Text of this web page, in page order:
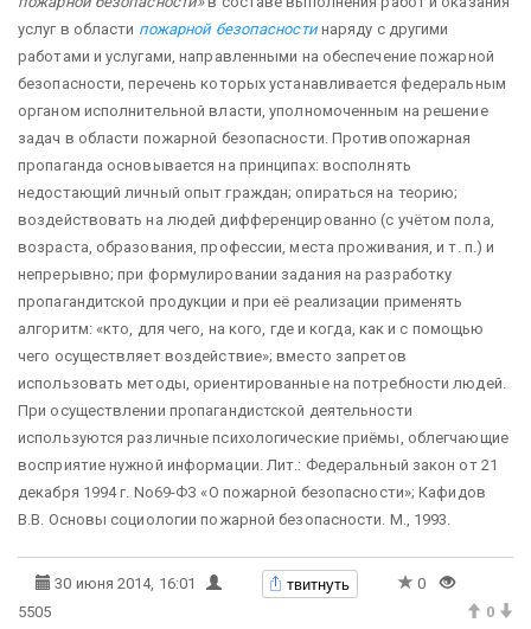
услуг в области пожарной безопасностинаряду с другими
работами и услугами, направленными на обеспечение пожарной
безопасности, перечень которых устанавливается федеральным
органом исполнительной власти, уполномоченным на решение
задач в области пожарной безопасности. Противопожарная
пропаганда основывается на принципах: восполнять
недостающий личный опыт граждан; опираться на теорию;
воздействовать на людей дифференцированно (с учётом пола,
возраста, образования, профессии, места проживания, и т. п.) и
непрерывно; при формулировании задания на разработку
пропагандитской продукции и при её реализации применять
алгоритм: «кто, для чего, на кого, где и когда, как и с помощью
чего осуществляет воздействие»; вместо запретов
использовать методы, ориентированные на потребности людей.
При осуществлении пропагандистской деятельности
используются различные психологические приёмы, облегчающие
восприятие нужной информации. Лит.: Федеральный закон от 21
декабря 1994 г. No69-ФЗ «О пожарной безопасности»; Кафидов
В.В. Основы социологии пожарной безопасности. М., 1993.
30 июня 2014, 16:01 твитнуть
0
5505
0